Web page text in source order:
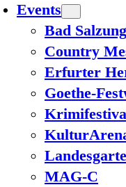
Events
Bad
Country
Erfurter
Goethe-
MAG-C